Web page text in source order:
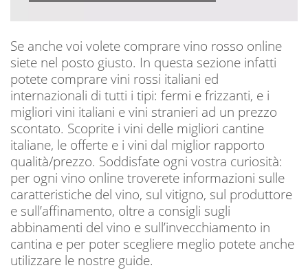
Se anche voi volete comprare vino rosso online
siete nel posto giusto. In questa sezione infatti
potete comprare vini rossi italiani ed
internazionali di tutti i tipi: fermi e frizzanti, e i
migliori vini italiani e vini stranieri ad un prezzo
scontato. Scoprite i vini delle migliori cantine
italiane, le offerte e i vini dal miglior rapporto
qualità/prezzo. Soddisfate ogni vostra curiosità:
per ogni vino online troverete informazioni sulle
caratteristiche del vino, sul vitigno, sul produttore
e sull’affinamento, oltre a consigli sugli
abbinamenti del vino e sull’invecchiamento in
cantina e per poter scegliere meglio potete anche
utilizzare le nostre guide.